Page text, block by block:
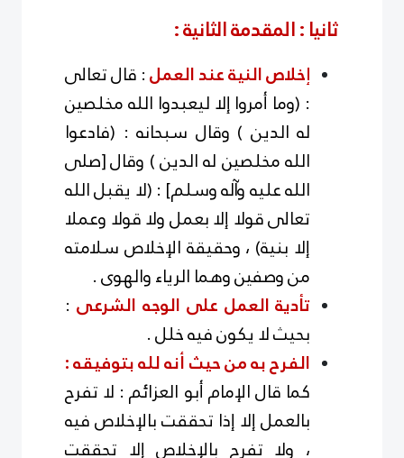
ثانيا : المقدمة الثانية :
إخلاص النية عند العمل: قال تعالى
: (وما أمروا إلا ليعبدوا الله مخلصين
له الدين ) وقال سبحانه : (فادعوا
الله مخلصين له الدين ) وقال [صلى
الله عليه وآله وسلم] : (لا يقبل الله
تعالى قولا إلا بعمل ولا قولا وعملا
إلا بنية) ، وحقيقة الإخلاص سلامته
من وصفين وهما الرياء والهوى .
تأدية العمل على الوجه الشرعى :
بحيث لا يكون فيه خلل .
الفرح به من حيث أنه لله بتوفيقه :
كما قال الإمام أبو العزائم : لا تفرح
بالعمل إلا إذا تحققت بالإخلاص فيه
، ولا تفرح بالإخلاص إلا تحققت